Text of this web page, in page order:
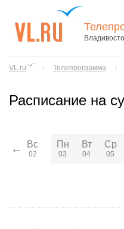
города
Владивостока
VL.ru / Телепрограмма /
Расписание на
← Вс
02
Пн
03
Вт
04
Ср
05